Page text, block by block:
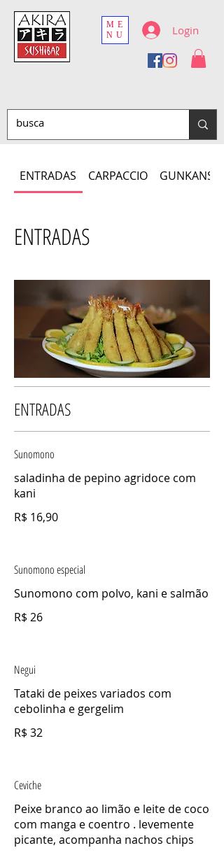
Login
ME
NU
ENTRADAS CARPACCIO GUNKANS
ENTRADAS
ENTRADAS
Sunomono
saladinha de pepino agridoce com
kani
R$ 16,90
Sunomono especial
Sunomono com polvo, kani e salmão
R$ 26
Negui
Tataki de peixes variados com
cebolinha e gergelim
R$ 32
Ceviche
Peixe branco ao limão e leite de coco
com manga e coentro . levemente
picante, acompanha nachos chips